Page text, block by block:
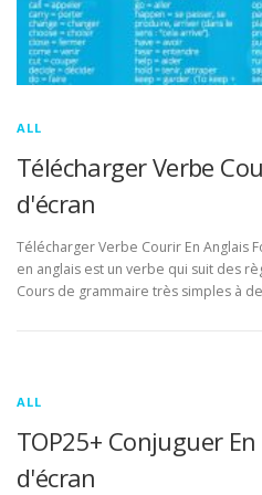
ALL
Télécharger Verbe
d'écran
Télécharger Verbe Courir En Anglais
en anglais est un verbe qui suit des
Cours de grammaire très simples à
ALL
TOP25+ Conjuguer
d'écran